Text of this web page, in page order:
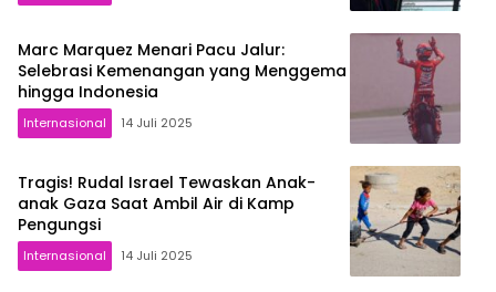
Marc Marquez Menari Pacu Jalur:
Selebrasi Kemenangan yang Menggema
hingga Indonesia
Internasional 14 Juli 2025
Tragis! Rudal Israel Tewaskan Anak-
anak Gaza Saat Ambil Air di Kamp
Pengungsi
Internasional 14 Juli 2025